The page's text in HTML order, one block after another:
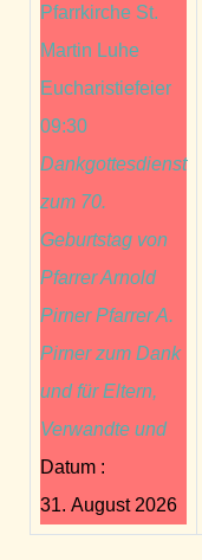
Pfarrkirche St.
Martin Luhe
Eucharistiefeier
09:30
Dankgottesdienst
zum 70.
Geburtstag von
Pfarrer Arnold
Pirner Pfarrer A.
Pirner zum Dank
und für Eltern,
Verwandte und
Datum :
31. August 2026